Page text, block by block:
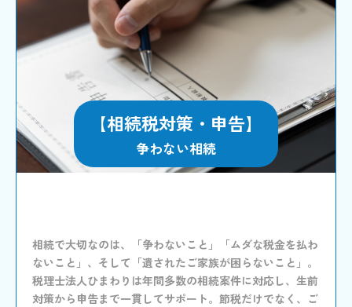
【相続税対策・申告】
争わない相続
相続で大切なのは、「争わないこと」「ムダな税金を払わ
ないこと」、そして「遺されたご家族が困らないこと」。
税理士法人ひまわりは年間多数の相続案件に対応し、生前
対策から申告まで一貫してサポート。節税だけでなく、ご